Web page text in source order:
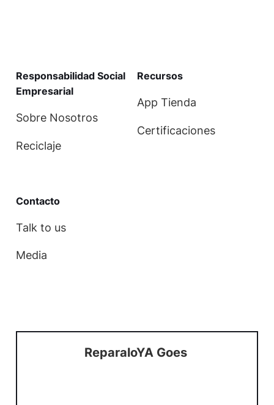
Responsabilidad Social
Empresarial
Sobre Nosotros
Reciclaje
Recursos
App Tienda
Certificaciones
Contacto
Talk to us
Media
ReparaloYA Goes